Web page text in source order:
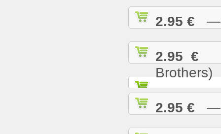
2.95 € —
2.95 €
Brothers)
2.95 € —